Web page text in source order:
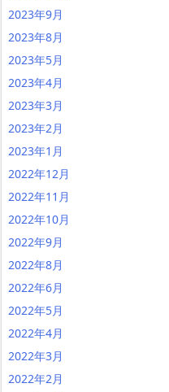
2023年9月
2023年8月
2023年5月
2023年4月
2023年3月
2023年2月
2023年1月
2022年12月
2022年11月
2022年10月
2022年9月
2022年8月
2022年6月
2022年5月
2022年4月
2022年3月
2022年2月